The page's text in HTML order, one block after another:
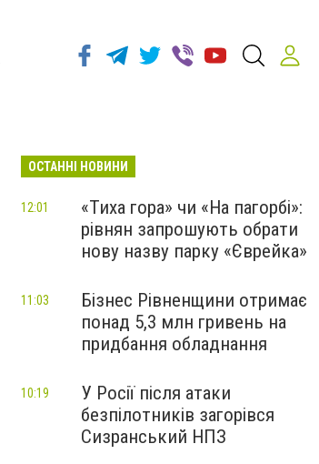
ОСТАННІ НОВИНИ
«Тиха гора» чи «На пагорбі»:
рівнян запрошують обрати
нову назву парку «Єврейка»
12:01
Бізнес Рівненщини отримає
понад 5,3 млн гривень на
придбання обладнання
11:03
У Росії після атаки
безпілотників загорівся
Сизранський НПЗ
10:19